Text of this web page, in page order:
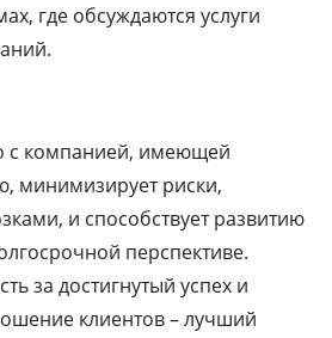
где обсуждаются услуги
с компанией, имеющей
минимизирует риски,
и способствует развитию
перспективе.
за достигнутый успех и
клиентов – лучший